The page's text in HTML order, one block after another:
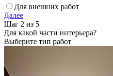
Для внешних работ
Далее
Шаг 2 из 5
Для какой части интерьера?
Выберите тип работ